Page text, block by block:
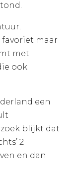
favoriet maar
met
ook
een
blijkt dat
2
en dan